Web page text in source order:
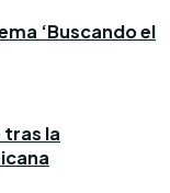
‘Buscando el
tras la